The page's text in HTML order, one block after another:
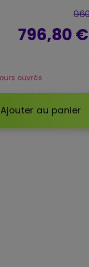
796,80 €
ouvrés
Ajouter au panier